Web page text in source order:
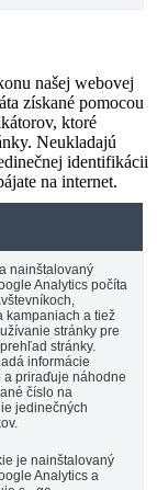
našej webovej
získané pomocou
ktoré
Neukladajú
identifikácii
na internet.
nainštalovaný
Analytics počíta
kampaniach a tiež
stránky pre
stránky.
informácie
a priraďuje náhodne
číslo na
jedinečných
je nainštalovaný
Analytics a